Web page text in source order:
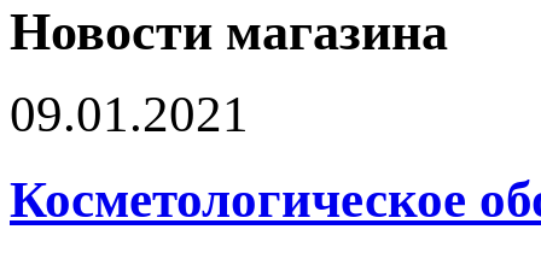
Новости магазина
09.01.2021
Косметологическое